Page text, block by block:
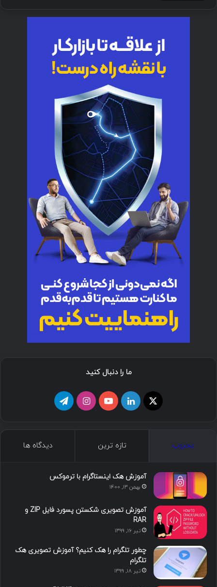
ما را دنبال کنید
د
ی
ن
و
ت
گ
ا
ا
محبوب تازه ترین دیدگاه ها
آموزش هک اینستاگرام با ترموکس
بهمن ۱۳, ۱۴۰۰
آموزش تصویری شکستن پسورد فایل ZIP و
RAR
تیر ۱۶, ۱۳۹۹
چطور تلگرام را هک کنیم؟ آموزش تصویری هک
تلگرام
تیر ۱۸, ۱۳۹۹